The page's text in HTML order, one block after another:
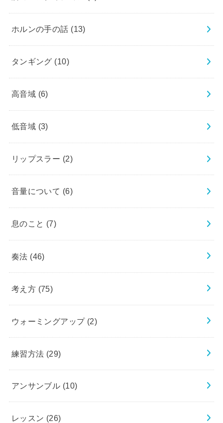
ホルンの手の話 (13)
タンギング (10)
高音域 (6)
低音域 (3)
リップスラー (2)
音量について (6)
息のこと (7)
奏法 (46)
考え方 (75)
ウォーミングアップ (2)
練習方法 (29)
アンサンブル (10)
レッスン (26)